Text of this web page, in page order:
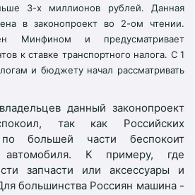
3-х миллионов рублей. Данная
в законопроект во 2-ом чтении.
Минфином и предусматривает
к ставке транспортного налога. С 1
и бюджету начал рассматривать
данный законопроект
так как Российских
большей части беспокоит
автомобиля. К примеру, где
запчасти или аксессуары и
большинства Россиян машина -